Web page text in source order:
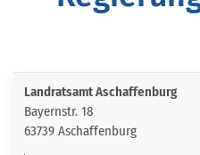
Landratsamt Aschaffenburg
Bayernstr. 18
63739 Aschaffenburg